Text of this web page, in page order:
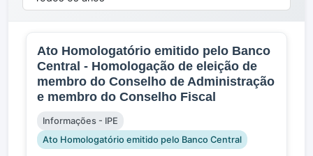
Ato Homologatório emitido pelo Banco
Central - Homologação de eleição de
membro do Conselho de Administração
e membro do Conselho Fiscal
Informações - IPE
Ato Homologatório emitido pelo Banco Central